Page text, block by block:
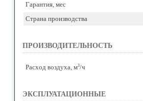
Гарантия, мес
Страна производства
ПРОИЗВОДИТЕЛЬНОСТЬ
Расход воздуха, м3/ч
ЭКСПЛУАТАЦИОННЫЕ